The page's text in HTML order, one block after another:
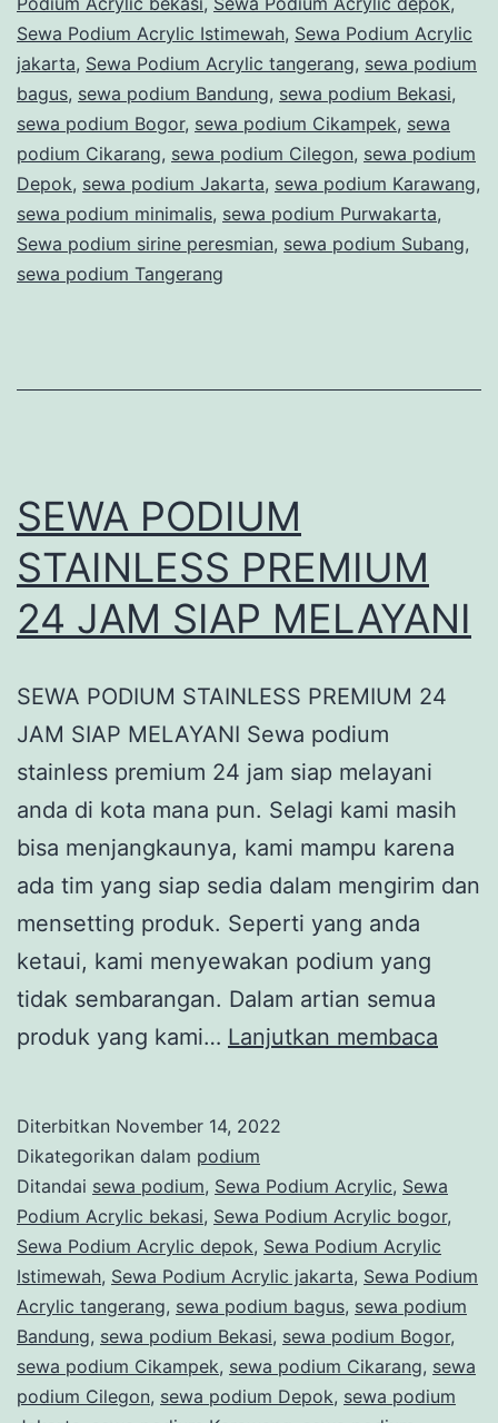
KEMAYORAN
Sewa Podium Acrylic Istimewah, Sewa Podium Acrylic
jakarta, Sewa Podium Acrylic tangerang, sewa podium
bagus, sewa podium Bandung, sewa podium Bekasi,
sewa podium Bogor, sewa podium Cikampek, sewa
podium Cikarang, sewa podium Cilegon, sewa podium
Depok, sewa podium Jakarta, sewa podium Karawang,
sewa podium minimalis, sewa podium Purwakarta,
Sewa podium sirine peresmian, sewa podium Subang,
sewa podium Tangerang
SEWA PODIUM
STAINLESS PREMIUM
24 JAM SIAP MELAYANI
SEWA PODIUM STAINLESS PREMIUM 24
JAM SIAP MELAYANI Sewa podium
stainless premium 24 jam siap melayani
anda di kota mana pun. Selagi kami masih
bisa menjangkaunya, kami mampu karena
ada tim yang siap sedia dalam mengirim dan
mensetting produk. Seperti yang anda
ketaui, kami menyewakan podium yang
tidak sembarangan. Dalam artian semua
produk yang kami… Lanjutkan membaca
24
JAM
SIAP
Diterbitkan November 14, 2022
Dikategorikan dalam podium
Ditandai sewa podium, Sewa Podium Acrylic, Sewa
Podium Acrylic bekasi, Sewa Podium Acrylic bogor,
Sewa Podium Acrylic depok, Sewa Podium Acrylic
Istimewah, Sewa Podium Acrylic jakarta, Sewa Podium
Acrylic tangerang, sewa podium bagus, sewa podium
Bandung, sewa podium Bekasi, sewa podium Bogor,
sewa podium Cikampek, sewa podium Cikarang, sewa
podium Cilegon, sewa podium Depok, sewa podium